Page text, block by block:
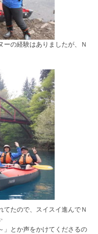
ーの経験はありましたが、Ｎ
てたので、スイスイ進んでＮ
」とか声をかけてくださるの